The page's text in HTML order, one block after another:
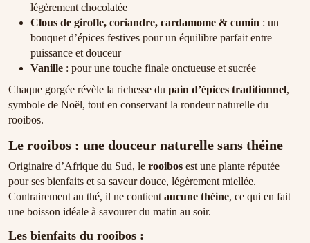
légèrement chocolatée
Clous de girofle, coriandre, cardamome & cumin : un
bouquet d’épices festives pour un équilibre parfait entre
puissance et douceur
Vanille : pour une touche finale onctueuse et sucrée
Chaque gorgée révèle la richesse du pain d’épices traditionnel,
symbole de Noël, tout en conservant la rondeur naturelle du
rooibos.
Le rooibos : une douceur naturelle sans théine
Originaire d’Afrique du Sud, le rooibos est une plante réputée
pour ses bienfaits et sa saveur douce, légèrement miellée.
Contrairement au thé, il ne contient aucune théine, ce qui en fait
une boisson idéale à savourer du matin au soir.
Les bienfaits du rooibos :